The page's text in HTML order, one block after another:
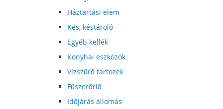
Háztartási elem
Kés, késtároló
Egyéb kellék
Konyhai eszközök
Vízszűrő tartozék
Fűszerőrlő
Időjárás állomás